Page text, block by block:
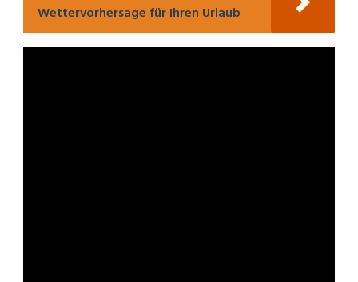
Wettervorhersage für Ihren Urlaub